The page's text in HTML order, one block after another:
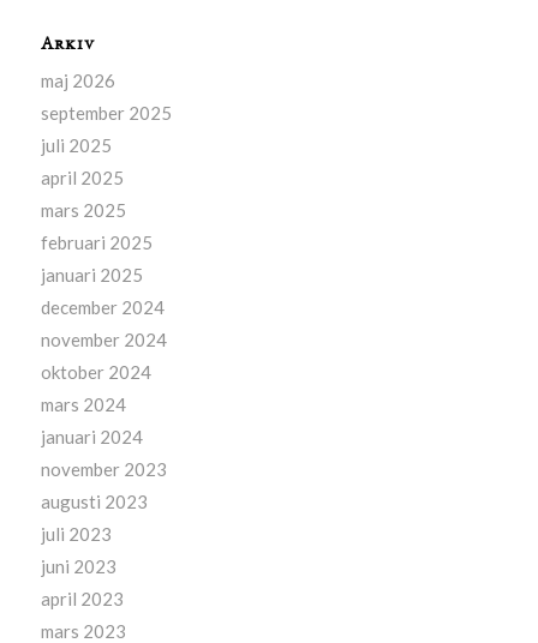
Arkiv
maj 2026
september 2025
juli 2025
april 2025
mars 2025
februari 2025
januari 2025
december 2024
november 2024
oktober 2024
mars 2024
januari 2024
november 2023
augusti 2023
juli 2023
juni 2023
april 2023
mars 2023